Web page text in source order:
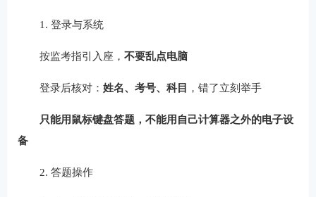
1. 登录与系统
按监考指引入座， 不要乱点电脑
登录后核对： 姓名、考号、科目 ，错了立刻举手
只能用鼠标键盘答题，不能用自己计算器之外的电子设
备
2. 答题操作